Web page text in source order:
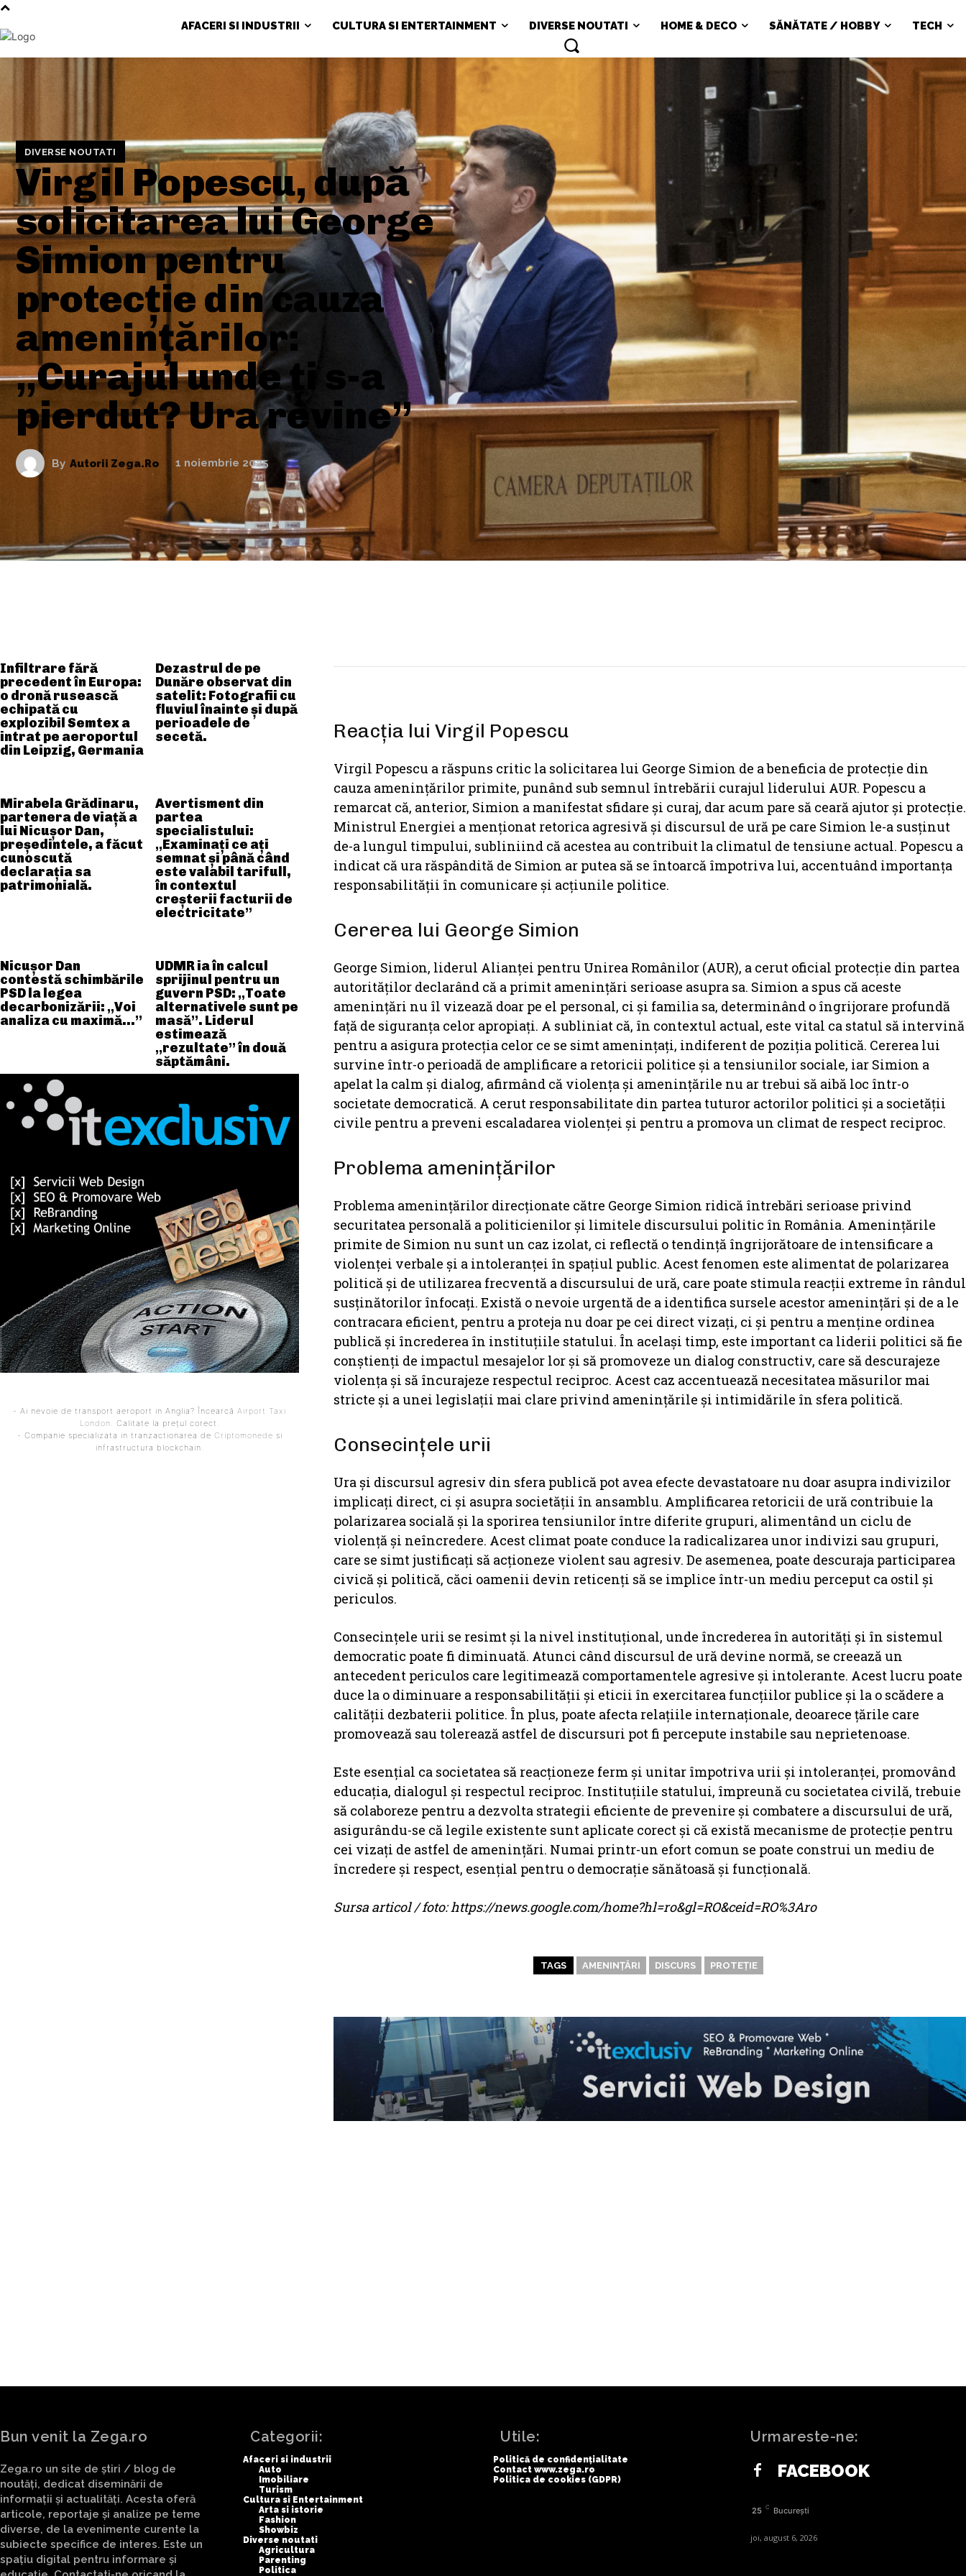
AFACERI SI INDUSTRII CULTURA SI ENTERTAINMENT DIVERSE NOUTATI HOME & DECO SĂNĂTATE / HOBBY TECH
DIVERSE NOUTATI
Virgil Popescu, după
solicitarea lui George
Simion pentru
protecție din cauza
amenințărilor:
„Curajul unde ți s-a
pierdut? Ura revine”
By Autorii Zega.ro 1 noiembrie 2025
Infiltrare fără
precedent în Europa:
o dronă rusească
echipată cu
explozibil Semtex a
intrat pe aeroportul
din Leipzig, Germania
Dezastrul de pe
Dunăre observat din
satelit: Fotografii cu
fluviul înainte și după
perioadele de
secetă.
Mirabela Grădinaru,
partenera de viață a
lui Nicușor Dan,
președintele, a făcut
cunoscută
declarația sa
patrimonială.
Avertisment din
partea
specialistului:
„Examinați ce ați
semnat și până când
este valabil tarifull,
în contextul
creșterii facturii de
electricitate”
Nicușor Dan
contestă schimbările
PSD la legea
decarbonizării: „Voi
analiza cu maximă…”
UDMR ia în calcul
sprijinul pentru un
guvern PSD: „Toate
alternativele sunt pe
masă”. Liderul
estimează
„rezultate” în două
săptămâni.
- Ai nevoie de transport aeroport in Anglia? Încearcă Airport Taxi
London. Calitate la prețul corect.
- Companie specializata in tranzactionarea de Criptomonede si
infrastructura blockchain.
Reacția lui Virgil Popescu
Virgil Popescu a răspuns critic la solicitarea lui George Simion de a beneficia de protecție din
cauza amenințărilor primite, punând sub semnul întrebării curajul liderului AUR. Popescu a
remarcat că, anterior, Simion a manifestat sfidare și curaj, dar acum pare să ceară ajutor și protecție.
Ministrul Energiei a menționat retorica agresivă și discursul de ură pe care Simion le-a susținut
de-a lungul timpului, subliniind că acestea au contribuit la climatul de tensiune actual. Popescu a
indicat că ura răspândită de Simion ar putea să se întoarcă împotriva lui, accentuând importanța
responsabilității în comunicare și acțiunile politice.
Cererea lui George Simion
George Simion, liderul Alianței pentru Unirea Românilor (AUR), a cerut oficial protecție din partea
autorităților declarând că a primit amenințări serioase asupra sa. Simion a spus că aceste
amenințări nu îl vizează doar pe el personal, ci și familia sa, determinând o îngrijorare profundă
față de siguranța celor apropiați. A subliniat că, în contextul actual, este vital ca statul să intervină
pentru a asigura protecția celor ce se simt amenințați, indiferent de poziția politică. Cererea lui
survine într-o perioadă de amplificare a retoricii politice și a tensiunilor sociale, iar Simion a
apelat la calm și dialog, afirmând că violența și amenințările nu ar trebui să aibă loc într-o
societate democratică. A cerut responsabilitate din partea tuturor actorilor politici și a societății
civile pentru a preveni escaladarea violenței și pentru a promova un climat de respect reciproc.
Problema amenințărilor
Problema amenințărilor direcționate către George Simion ridică întrebări serioase privind
securitatea personală a politicienilor și limitele discursului politic în România. Amenințările
primite de Simion nu sunt un caz izolat, ci reflectă o tendință îngrijorătoare de intensificare a
violenței verbale și a intoleranței în spațiul public. Acest fenomen este alimentat de polarizarea
politică și de utilizarea frecventă a discursului de ură, care poate stimula reacții extreme în rândul
susținătorilor înfocați. Există o nevoie urgentă de a identifica sursele acestor amenințări și de a le
contracara eficient, pentru a proteja nu doar pe cei direct vizați, ci și pentru a menține ordinea
publică și încrederea în instituțiile statului. În același timp, este important ca liderii politici să fie
conștienți de impactul mesajelor lor și să promoveze un dialog constructiv, care să descurajeze
violența și să încurajeze respectul reciproc. Acest caz accentuează necesitatea măsurilor mai
stricte și a unei legislații mai clare privind amenințările și intimidările în sfera politică.
Consecințele urii
Ura și discursul agresiv din sfera publică pot avea efecte devastatoare nu doar asupra indivizilor
implicați direct, ci și asupra societății în ansamblu. Amplificarea retoricii de ură contribuie la
polarizarea socială și la sporirea tensiunilor între diferite grupuri, alimentând un ciclu de
violență și neîncredere. Acest climat poate conduce la radicalizarea unor indivizi sau grupuri,
care se simt justificați să acționeze violent sau agresiv. De asemenea, poate descuraja participarea
civică și politică, căci oamenii devin reticenți să se implice într-un mediu perceput ca ostil și
periculos.
Consecințele urii se resimt și la nivel instituțional, unde încrederea în autorități și în sistemul
democratic poate fi diminuată. Atunci când discursul de ură devine normă, se creează un
antecedent periculos care legitimează comportamentele agresive și intolerante. Acest lucru poate
duce la o diminuare a responsabilității și eticii în exercitarea funcțiilor publice și la o scădere a
calității dezbaterii politice. În plus, poate afecta relațiile internaționale, deoarece țările care
promovează sau tolerează astfel de discursuri pot fi percepute instabile sau neprietenoase.
Este esențial ca societatea să reacționeze ferm și unitar împotriva urii și intoleranței, promovând
educația, dialogul și respectul reciproc. Instituțiile statului, împreună cu societatea civilă, trebuie
să colaboreze pentru a dezvolta strategii eficiente de prevenire și combatere a discursului de ură,
asigurându-se că legile existente sunt aplicate corect și că există mecanisme de protecție pentru
cei vizați de astfel de amenințări. Numai printr-un efort comun se poate construi un mediu de
încredere și respect, esențial pentru o democrație sănătoasă și funcțională.
Sursa articol / foto: https://news.google.com/home?hl=ro&gl=RO&ceid=RO%3Aro
TAGS AMENINȚĂRI DISCURS PROTEȚIE
Bun venit la Zega.ro
Zega.ro un site de știri / blog de
noutăți, dedicat diseminării de
informații și actualități. Acesta oferă
articole, reportaje și analize pe teme
diverse, de la evenimente curente la
subiecte specifice de interes. Este un
spațiu digital pentru informare și
Categorii:
Afaceri si industrii
Auto
Imobiliare
Turism
Cultura si Entertainment
Arta si istorie
Fashion
Showbiz
Diverse noutati
Agricultura
Parenting
Politica
Utile:
Politică de confidențialitate
Contact www.zega.ro
Politica de cookies (GDPR)
Urmareste-ne:
FACEBOOK
25 C București
joi, august 6, 2026